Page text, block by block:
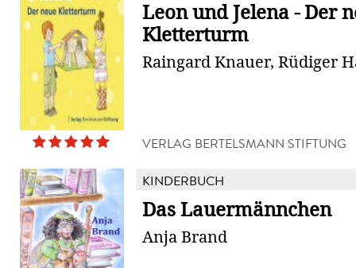
Leon und Jelena - Der
Kletterturm
Raingard Knauer, Rüdiger
VERLAG BERTELSMANN STIFTUNG
KINDERBUCH
Das Lauermännchen
Anja Brand